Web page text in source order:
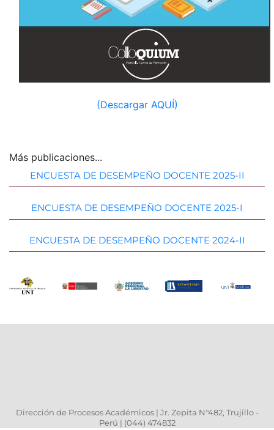
(Descargar AQUÍ)
Más publicaciones...
ENCUESTA DE DESEMPEÑO DOCENTE 2025-II
ENCUESTA DE DESEMPEÑO DOCENTE 2025-I
ENCUESTA DE DESEMPEÑO DOCENTE 2024-II
Dirección de Procesos Académicos | Jr. Zepita N°482, Trujillo -
Perú | (044) 474832